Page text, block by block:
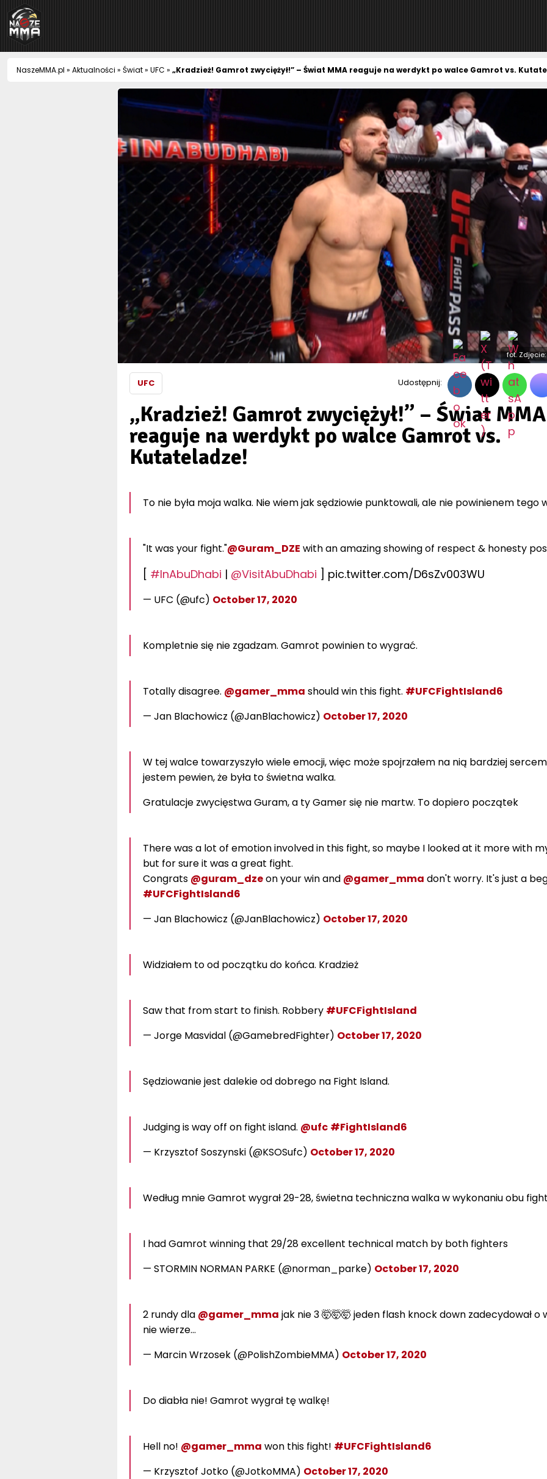
NaszeMMA
NaszeMMA.pl » Aktualności » Świat» UFC » „Kradzież! Gamrot zwyciężył!” – Świat MMA reaguje na werdykt po walce Gamrot vs.
fot.
UFC Udostępnij:
„Kradzież! Gamrot zwyciężył!” – Świat MMA
reaguje na werdykt po walce Gamrot vs.
Kutateladze!
To nie była moja walka. Nie wiem jak sędziowie punktowali, ale nie powinienem tego
"It was your fight."@Guram_DZE with an amazing showing of respect & honesty
[ #InAbuDhabi | @VisitAbuDhabi ] pic.twitter.com/D6sZv003WU
— UFC (@ufc) October 17, 2020
Kompletnie się nie zgadzam. Gamrot powinien to wygrać.
Totally disagree. @gamer_mma should win this fight. #UFCFightIsland6
— Jan Blachowicz (@JanBlachowicz) October 17, 2020
W tej walce towarzyszyło wiele emocji, więc może spojrzałem na nią bardziej
jestem pewien, że była to świetna walka.
Gratulacje zwycięstwa Guram, a ty Gamer się nie martw. To dopiero początek
There was a lot of emotion involved in this fight, so maybe I looked at it more with
but for sure it was a great fight.
Congrats @guram_dzeon your win and @gamer_mma don't worry. It's just a
#UFCFightIsland6
— Jan Blachowicz (@JanBlachowicz) October 17, 2020
Widziałem to od początku do końca. Kradzież
Saw that from start to finish. Robbery #UFCFightIsland
— Jorge Masvidal (@GamebredFighter) October 17, 2020
Sędziowanie jest dalekie od dobrego na Fight Island.
Judging is way off on fight island. @ufc #FightIsland6
— Krzysztof Soszynski (@KSOSufc) October 17, 2020
Według mnie Gamrot wygrał 29-28, świetna techniczna walka w wykonaniu obu
I had Gamrot winning that 29/28 excellent technical match by both fighters
— STORMIN NORMAN PARKE (@norman_parke) October 17, 2020
2 rundy dla @gamer_mma jak nie 3 🤯🤯🤯 jeden flash knock down zadecydował o
nie wierze…
— Marcin Wrzosek (@PolishZombieMMA) October 17, 2020
Do diabła nie! Gamrot wygrał tę walkę!
Hell no! @gamer_mma won this fight! #UFCFightIsland6
— Krzysztof Jotko (@JotkoMMA) October 17, 2020